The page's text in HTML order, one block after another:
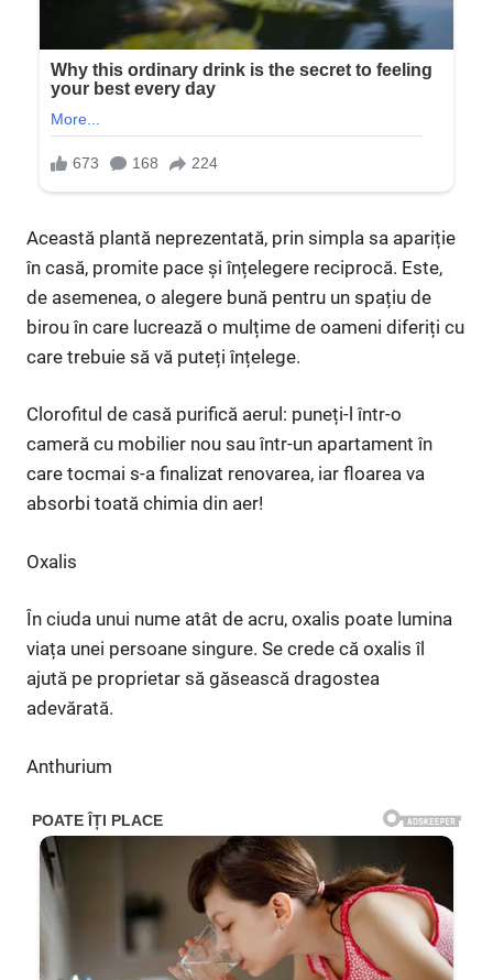
Această plantă neprezentată, prin simpla sa apariție
în casă, promite pace și înțelegere reciprocă. Este,
de asemenea, o alegere bună pentru un spațiu de
birou în care lucrează o mulțime de oameni diferiți cu
care trebuie să vă puteți înțelege.
Clorofitul de casă purifică aerul: puneți-l într-o
cameră cu mobilier nou sau într-un apartament în
care tocmai s-a finalizat renovarea, iar floarea va
absorbi toată chimia din aer!
Oxalis
În ciuda unui nume atât de acru, oxalis poate lumina
viața unei persoane singure. Se crede că oxalis îl
ajută pe proprietar să găsească dragostea
adevărată.
Anthurium